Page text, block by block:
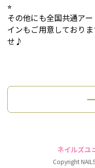
⭐︎
その他にも全国共通ア
インもご用意しており
せ♪
ネイルズユ
Copyright